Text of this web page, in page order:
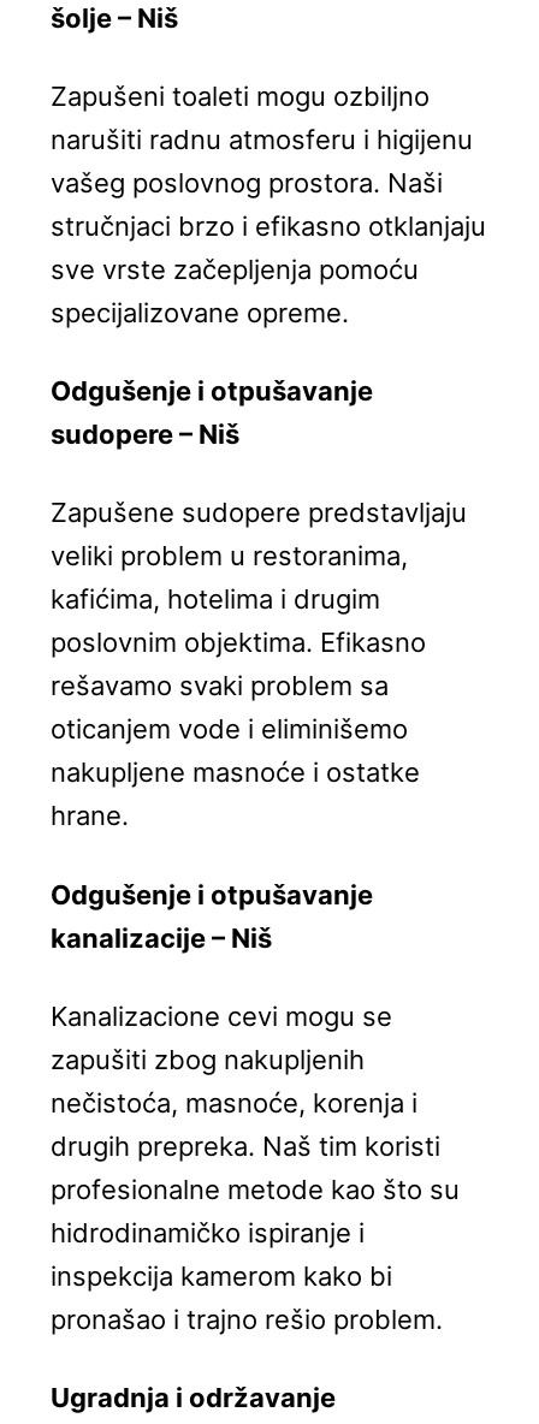
šolje – Niš
Zapušeni toaleti mogu ozbiljno
narušiti radnu atmosferu i higijenu
vašeg poslovnog prostora. Naši
stručnjaci brzo i efikasno otklanjaju
sve vrste začepljenja pomoću
specijalizovane opreme.
Odgušenje i otpušavanje
sudopere – Niš
Zapušene sudopere predstavljaju
veliki problem u restoranima,
kafićima, hotelima i drugim
poslovnim objektima. Efikasno
rešavamo svaki problem sa
oticanjem vode i eliminišemo
nakupljene masnoće i ostatke
hrane.
Odgušenje i otpušavanje
kanalizacije – Niš
Kanalizacione cevi mogu se
zapušiti zbog nakupljenih
nečistoća, masnoće, korenja i
drugih prepreka. Naš tim koristi
profesionalne metode kao što su
hidrodinamičko ispiranje i
inspekcija kamerom kako bi
pronašao i trajno rešio problem.
Ugradnja i održavanje